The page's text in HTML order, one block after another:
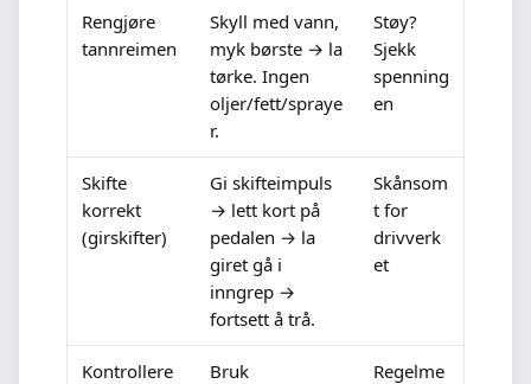
Rengjøre
tannreimen
Skyll med vann,
myk børste → la
tørke. Ingen
oljer/fett/spraye
r.
Støy?
Sjekk
spenning
en
Skifte
korrekt
(girskifter)
Gi skifteimpuls
→ lett kort på
pedalen → la
giret gå i
inngrep →
fortsett å trå.
Skånsom
t for
drivverk
et
Kontrollere
Bruk
Regelme